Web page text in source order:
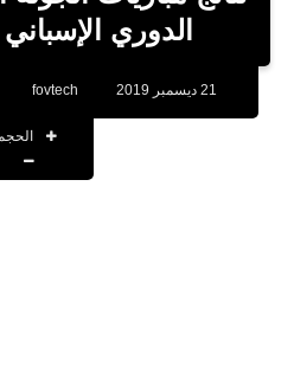
الدوري الإسباني 2019/
fovtech
الحجم